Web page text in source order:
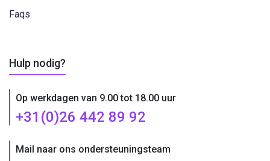
Faqs
Hulp nodig?
Op werkdagen van 9.00 tot 18.00 uur
+31(0)26 442 89 92
Mail naar ons ondersteuningsteam